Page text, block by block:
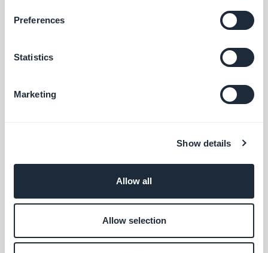
Preferences
Statistics
Marketing
Show details
Allow all
Allow selection
Medium
Synchronisez vos publications Medium